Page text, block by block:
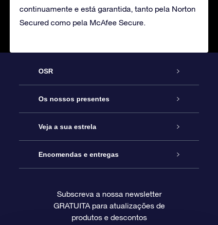
continuamente e está garantida, tanto pela Norton
Secured como pela McAfee Secure.
OSR
Serviço
Contactos
O Blog
Avaliações
Os nossos presentes
Prenda Star Online
Pacote Prenda OSR
O Cartão Presente OSR
Veja a sua estrela
Registo de Estrela
Página de Estrela personalizada
Encomendas e entregas
Informação de pagamento
Subscreva a nossa newsletter
GRATUITA para atualizações de
produtos e descontos